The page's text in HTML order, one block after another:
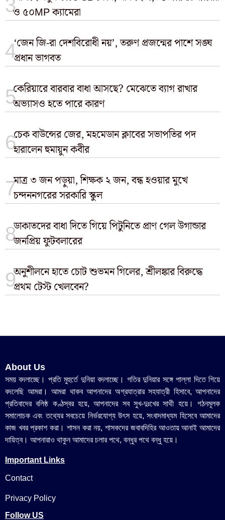
ও ৫০MP ক্যামেরা
‘জেন জি-রা দেশবিরোধী নয়’, তরুণ প্রজন্মের পাশে সঙ্ঘ
প্রধান ভাগবত
কেরিয়ারে বারবার বাধা আসছে? মেঝেতে ব্যাগ রাখার
অভ্যাসও হতে পারে কারণ
চেক বাউন্সের জের, মহমেডান ক্লাবের সভাপতির পদ
হারালেন হুমায়ুন কবীর
মাত্র ৩ জন পড়ুয়া, শিক্ষক ২ জন, বন্ধ হওয়ার মুখে
চন্দননগরের সরকারি স্কুল
ডাকাতদের বাধা দিতে গিয়ে পিটুনিতে প্রাণ গেল উগান্ডার
জনপ্রিয় ফুটবলারের
অনুশীলনে হাতে চোট শুভমন গিলের, শ্রীলঙ্কার বিরুদ্ধে
প্রথম টেস্ট খেলবেন?
About Us
সময় বদলাচ্ছে। প্রতি মুহুর্তে দুনিয়া বদলাচ্ছে। গতির দুনিয়ার সঙ্গে পাল্লা দিতে গিয়ে
বদলেছি আমরা। আমরা থাকব আপনাদের অগ্রযাত্রার সহযাত্রী হিসাবে, আপনাদের
প্রতিবাদের বলিষ্ঠ কণ্ঠস্বর হয়ে, আপনাদের সব সুখ-দুঃখের সাথী হয়ে। গঠনমূলক
সমালোচক এবং তথ্যের সবচেয়ে নির্ভরযোগ্য উ‍ৎস হয়ে, সংবাদমাধ্যম হিসেবে আমাদের
কাজ খবর প্রকাশ করা। শাসন করা নয়, শাসকদের জবাবদিহির আওতায় আনাই আমাদের
দায়িত্ব। আপনারাও থাকুন আমাদের চলার পথে, বন্ধুর পথে বন্ধু হয়ে।
Important Links
Contact
Privacy Policy
Follow US